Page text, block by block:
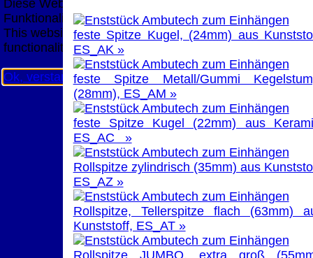
feste Spitze Kugel, (24mm) aus
ES_AK »
feste Spitze Metall/Gummi
(28mm), ES_AM »
feste Spitze Kugel (22mm) aus
ES_AC »
Rollspitze zylindrisch (35mm) aus
ES_AZ »
Rollspitze, Tellerspitze flach (63mm)
Kunststoff, ES_AT »
Diese Website nutzt Cookies, um bestmögliche
Funktionalität bieten zu können.
This website uses cookies to provide the best possible
functionality.
Ok, verstanden Mehr Infos